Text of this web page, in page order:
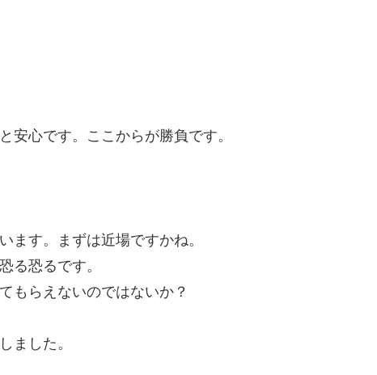
安心です。ここからが勝負です。
ます。まずは近場ですかね。
る恐るです。
もらえないのではないか？
ました。